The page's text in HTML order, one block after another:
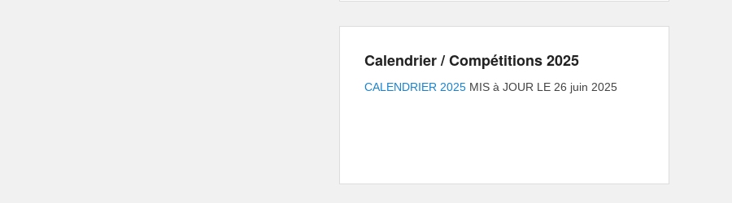
Calendrier / Compétitions 2025
CALENDRIER 2025 MIS à JOUR LE 26 juin 2025